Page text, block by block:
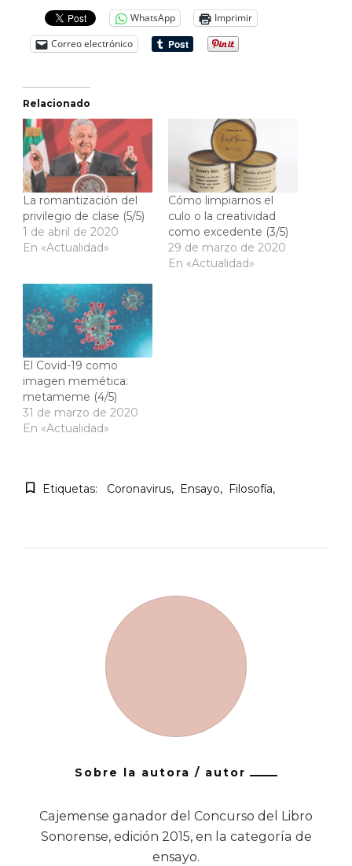
WhatsApp
Imprimir
Correo electrónico
Relacionado
La romantización del
privilegio de clase (5/5)
1 de abril de 2020
En «Actualidad»
Cómo limpiarnos el
culo o la creatividad
como excedente (3/5)
29 de marzo de 2020
En «Actualidad»
El Covid-19 como
imagen memética:
metameme (4/5)
31 de marzo de 2020
En «Actualidad»
Etiquetas: Coronavirus Ensayo Filosofía
Sobre la autora / autor
Cajemense ganador del Concurso del Libro
Sonorense, edición 2015, en la categoría de
ensayo.